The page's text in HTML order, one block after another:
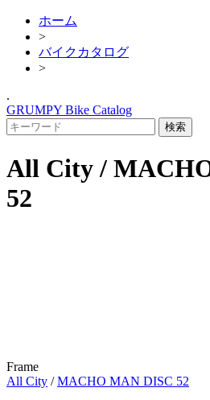
ホーム
>
バイクカタログ
>
.
GRUMPY Bike Catalog
All City /
52
Frame
All City /MACHO MAN DISC 52